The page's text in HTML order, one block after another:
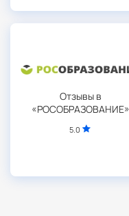
Отзывы в
«РОСОБРАЗОВАНИЕ»
5.0